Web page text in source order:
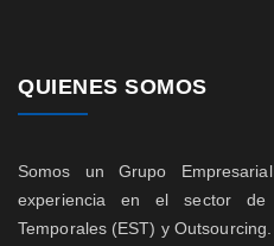
QUIENES SOMOS
Somos un Grupo
experiencia en el sector de
Temporales (EST) y Outsourcing.